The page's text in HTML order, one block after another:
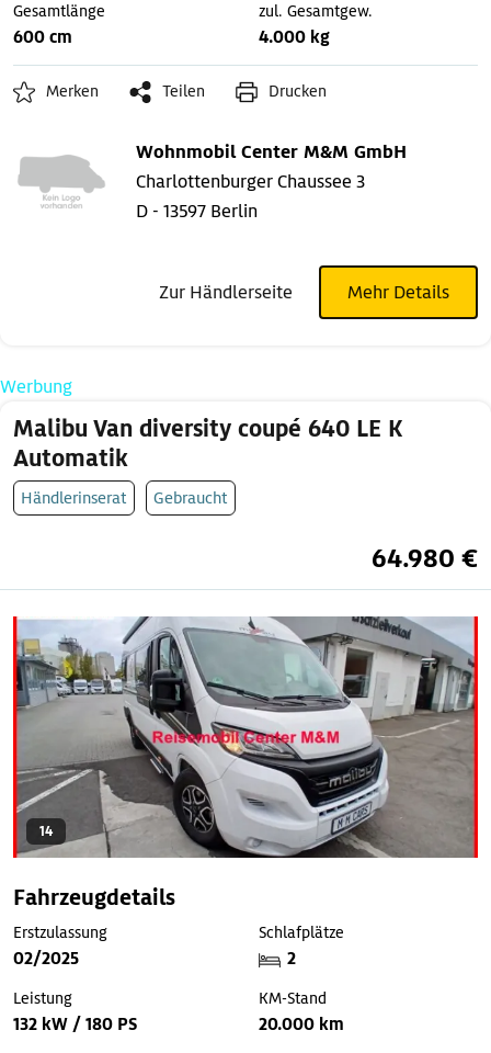
Gesamtlänge
600 cm
zul. Gesamtgew.
4.000 kg
Merken Teilen Drucken
Wohnmobil Center M&M GmbH
Charlottenburger Chaussee 3
D - 13597 Berlin
Zur Händlerseite Mehr Details
Werbung
Malibu Van diversity coupé 640 LE K
Automatik
Händlerinserat Gebraucht
64.980 €
14
Fahrzeugdetails
Erstzulassung
02/2025
Schlafplätze
2
Leistung
132 kW / 180 PS
KM-Stand
20.000 km